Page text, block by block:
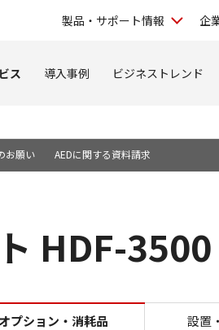
製品・サポート情報 企
ス 導入事例 ビジネストレンド
お願い AEDに関する資料請求
HDF-3500
レスキューハート HDF-3500
オプション・消耗品 設置